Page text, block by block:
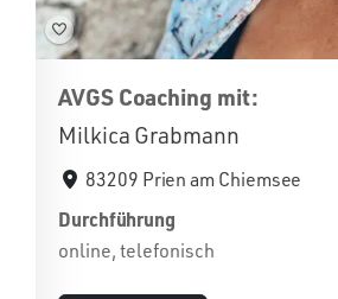
AVGS Coaching mit:
Milkica Grabmann
83209 Prien am Chiemsee
Durchführung
online, telefonisch